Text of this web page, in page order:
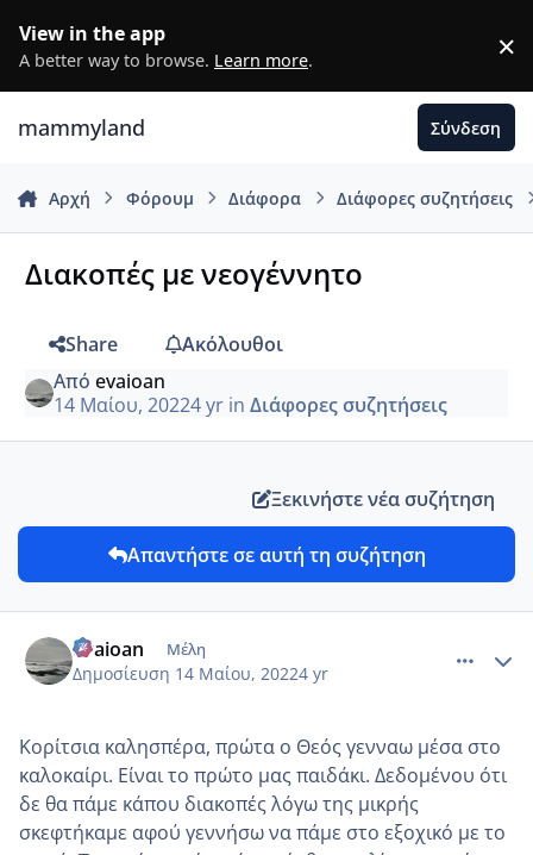
View in the app
A better way to browse. Learn more. ×
mammyland Σύνδεση
Αρχή Φόρουμ Διάφορα Διάφορες συζητήσεις
Διακοπές με νεογέννητο
Share
Ακόλουθοι
Από evaioan
14 Μαίου, 20224 yrin Διάφορες συζητήσεις
Ξεκινήστε νέα συζήτηση
Απαντήστε σε αυτή τη συζήτηση
evaioan Μέλη
Δημοσίευση 14 Μαίου, 20224 yr
Κορίτσια καλησπέρα, πρώτα ο Θεός γενναω μέσα στο
καλοκαίρι. Είναι το πρώτο μας παιδάκι. Δεδομένου ότι
δε θα πάμε κάπου διακοπές λόγω της μικρής
σκεφτήκαμε αφού γεννήσω να πάμε στο εξοχικό με το